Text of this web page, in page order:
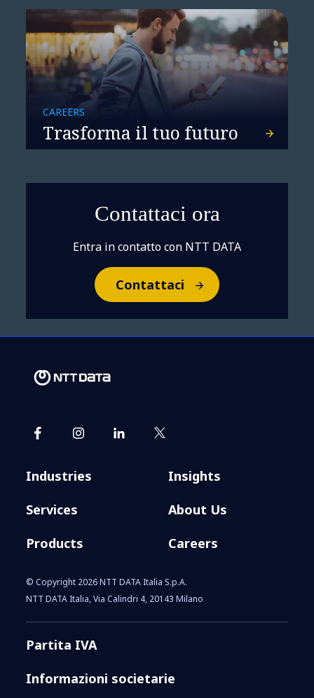
CAREERS
Trasforma il tuo futuro
Contattaci ora
Entra in contatto con NTT DATA
Contattaci
Industries
Services
Products
Insights
About Us
Careers
© Copyright 2026 NTT DATA Italia S.p.A.
NTT DATA Italia, Via Calindri 4, 20143 Milano
Partita IVA
Informazioni societarie